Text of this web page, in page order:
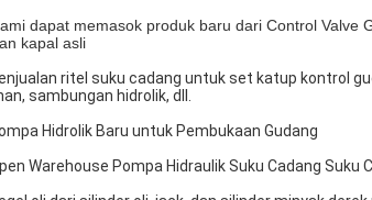
dapat memasok produk baru dari Control
kapal asli
ritel suku cadang untuk set katup kontrol
sambungan hidrolik, dll.
Hidrolik Baru untuk Pembukaan Gudang
Warehouse Pompa Hidraulik Suku Cadang Suku